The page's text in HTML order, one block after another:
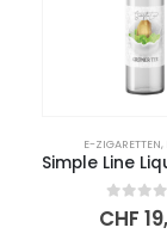
E-ZIGARETTEN,
0 out of
CHF